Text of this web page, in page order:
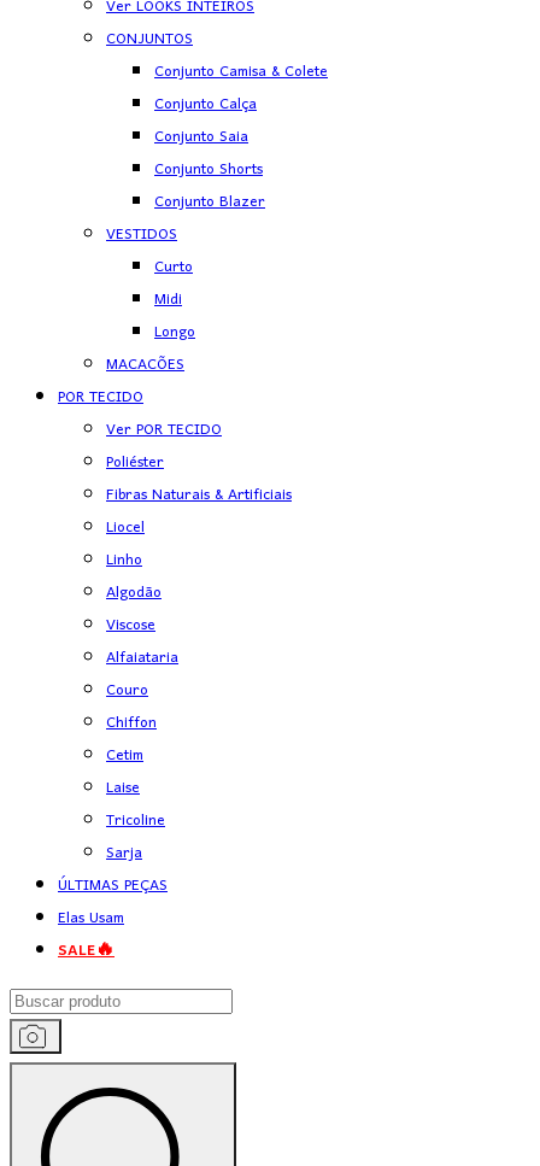
Ver LOOKS INTEIROS
CONJUNTOS
Conjunto Camisa & Colete
Conjunto Calça
Conjunto Saia
Conjunto Shorts
Conjunto Blazer
VESTIDOS
Curto
Midi
Longo
MACACÕES
POR TECIDO
Ver POR TECIDO
Poliéster
Fibras Naturais & Artificiais
Liocel
Linho
Algodão
Viscose
Alfaiataria
Couro
Chiffon
Cetim
Laise
Tricoline
Sarja
ÚLTIMAS PEÇAS
Elas Usam
SALE🔥